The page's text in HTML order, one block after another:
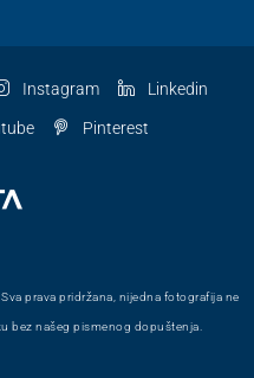
Instagram Linkedin
Pinterest
prava pridržana, nijedna fotografija ne
bez našeg pismenog dopuštenja.